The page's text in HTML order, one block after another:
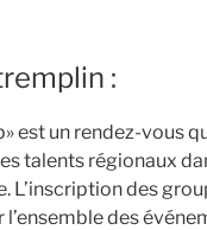
:
est un rendez-vous
talents régionaux
L’inscription des
l’ensemble des